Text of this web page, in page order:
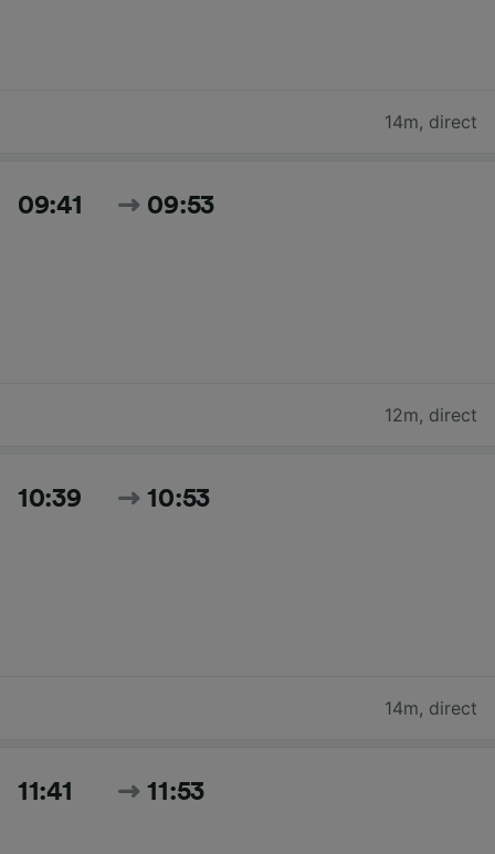
14m, direct
09:41 09:53
12m, direct
10:39 10:53
14m, direct
11:41 11:53